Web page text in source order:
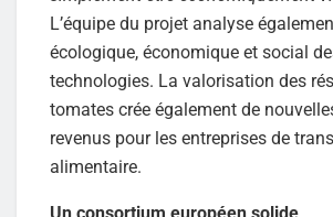
L’équipe du projet analyse
écologique, économique et social
technologies. La valorisation des
tomates crée également de
revenus pour les entreprises de
alimentaire.
Un consortium européen solide